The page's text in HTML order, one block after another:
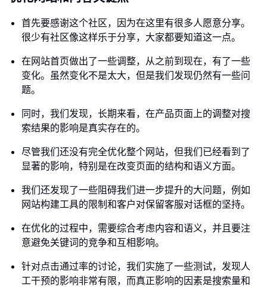
首先要感谢这个社区，因为在这里有很多人愿意分享。
很少有社区像这样乐于分享，大家都要知道这一点。
在网站首页做出了一些调整，从之前到现在，有了一些
变化。虽然变化不是太大，但是我们发现仍然有一些问
题。
同时，我们发现，长期来看，在产品页面上的调整对搜
索结果的影响是真实存在的。
尽管我们还没有完全优化整个网站，但我们已经看到了
显著的影响，特别是在改变页面的结构和语义方面。
我们还发现了一些阻碍我们进一步提升的大问题，例如
网站构建工具的限制和客户对保留客服对话框的坚持。
在优化的过程中，需要综合考虑内容和语义，并且要注
意避免关键词的竞争和互相影响。
针对点击通过率的讨论，我们实施了一些测试，发现人
工干预的影响非常有限，而真正影响的因素是搜索量和